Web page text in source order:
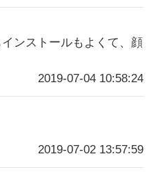
ンストールもよくて、顔
2019-07-04 10:58:24
2019-07-02 13:57:59